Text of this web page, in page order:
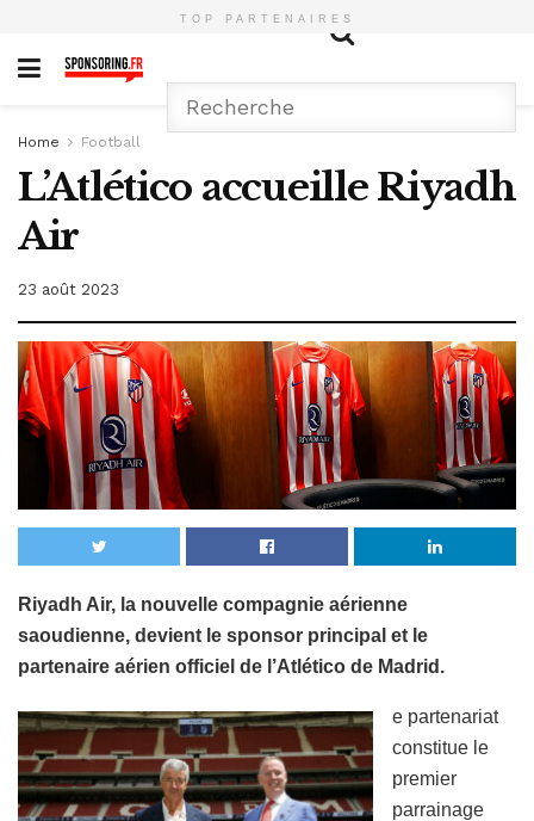
TOP PARTENAIRES
Home Football
L’Atlético accueille Riyadh
Air
23 août 2023
Riyadh Air, la nouvelle compagnie aérienne
saoudienne, devient le sponsor principal et le
partenaire aérien officiel de l’Atlético de Madrid.
e partenariat
constitue le
premier
parrainage